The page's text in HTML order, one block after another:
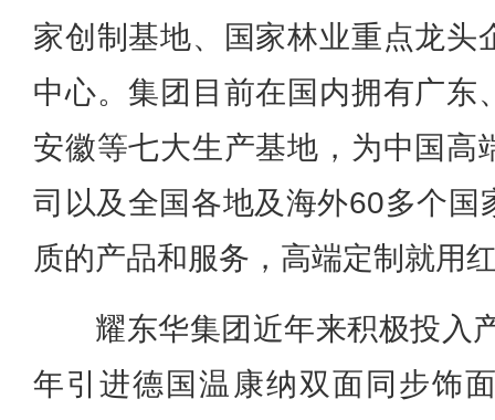
家创制基地、国家林业重点龙头
中心。集团目前在国内拥有广东
安徽等七大生产基地，为中国高
司以及全国各地及海外60多个国
质的产品和服务，高端定制就用
耀东华集团近年来积极投入
年引进德国温康纳双面同步饰